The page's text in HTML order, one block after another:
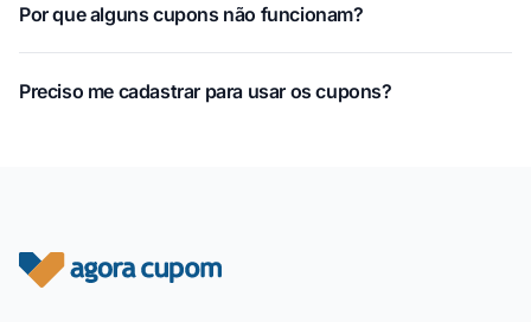
Por que alguns cupons não funcionam?
Preciso me cadastrar para usar os cupons?
Rodapé do site